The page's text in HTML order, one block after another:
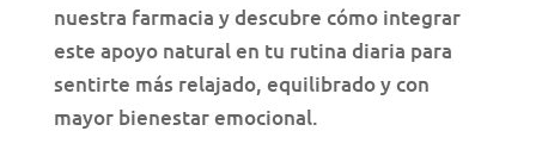
nuestra farmacia y descubre cómo integrar
este apoyo natural en tu rutina diaria para
sentirte más relajado, equilibrado y con
mayor bienestar emocional.